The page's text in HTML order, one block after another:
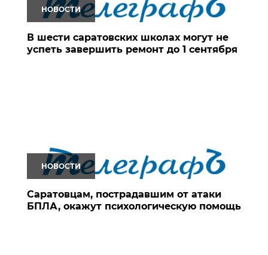
НОВОСТИ
В шести саратовских школах могут не
успеть завершить ремонт до 1 сентября
НОВОСТИ
Саратовцам, пострадавшим от атаки
БПЛА, окажут психологическую помощь